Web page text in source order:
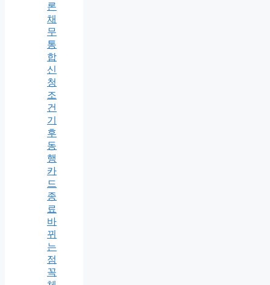
론
채
무
통
합
신
청
조
건
기
후
동
행
카
드
종
료
바
뀌
는
점
꼭